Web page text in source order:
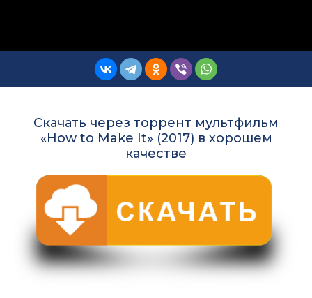
Скачать через торрент мультфильм
«How to Make It» (2017) в хорошем
качестве